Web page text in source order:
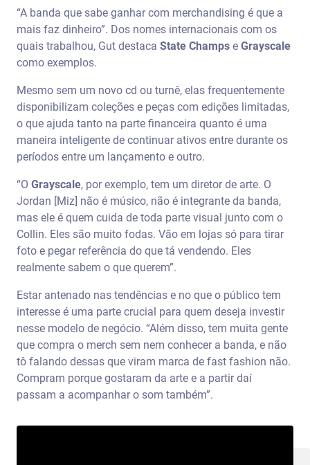
“A banda que sabe ganhar com merchandising é que a
mais faz dinheiro”. Dos nomes internacionais com os
quais trabalhou, Gut destaca State Champs e Grayscale
como exemplos.
Mesmo sem um novo cd ou turnê, elas frequentemente
disponibilizam coleções e peças com edições limitadas,
o que ajuda tanto na parte financeira quanto é uma
maneira inteligente de continuar ativos entre durante os
períodos entre um lançamento e outro.
“O Grayscale, por exemplo, tem um diretor de arte. O
Jordan [Miz] não é músico, não é integrante da banda,
mas ele é quem cuida de toda parte visual junto com o
Collin. Eles são muito fodas. Vão em lojas só para tirar
foto e pegar referência do que tá vendendo. Eles
realmente sabem o que querem”.
Estar antenado nas tendências e no que o público tem
interesse é uma parte crucial para quem deseja investir
nesse modelo de negócio. “Além disso, tem muita gente
que compra o merch sem nem conhecer a banda, e não
tô falando dessas que viram marca de fast fashion não.
Compram porque gostaram da arte e a partir daí
passam a acompanhar o som também”.